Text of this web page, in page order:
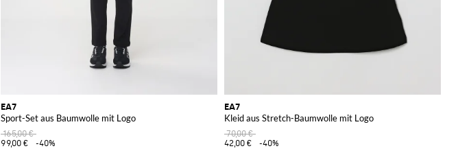
EA7
Sport-Set aus Baumwolle mit Logo
165,00 €
99,00 €
-40%
EA7
Kleid aus Stretch-Baumwolle mit Logo
70,00 €
42,00 €
-40%